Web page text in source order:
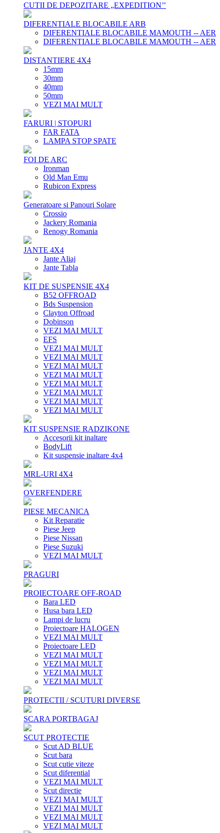
CUTII DE DEPOZITARE „EXPEDITION’’
DIFERENTIALE BLOCABILE ARB
DIFERENTIALE BLOCABILE MAMOUTH -- AER
DIFERENTIALE BLOCABILE MAMOUTH -- AER
DISTANTIERE 4X4
15mm
30mm
40mm
50mm
VEZI MAI MULT
FARURI | STOPURI
FAR FATA
LAMPA STOP SPATE
FOI DE ARC
Ironman
Old Man Emu
Rubicon Express
Generatoare si Panouri Solare
Crossio
Jackery Romania
Renogy Romania
JANTE 4X4
Jante Aliaj
Jante Tabla
KIT DE SUSPENSIE 4X4
B52 OFFROAD
Bds Suspension
Clayton Offroad
Dobinson
VEZI MAI MULT
EFS
VEZI MAI MULT
VEZI MAI MULT
VEZI MAI MULT
VEZI MAI MULT
VEZI MAI MULT
VEZI MAI MULT
VEZI MAI MULT
VEZI MAI MULT
KIT SUSPENSIE RADZIKONE
Accesorii kit inaltare
BodyLift
Kit suspensie inaltare 4x4
MRL-URI 4X4
OVERFENDERE
PIESE MECANICA
Kit Reparatie
Piese Jeep
Piese Nissan
Piese Suzuki
VEZI MAI MULT
PRAGURI
PROIECTOARE OFF-ROAD
Bara LED
Husa bara LED
Lampi de lucru
Proiectoare HALOGEN
VEZI MAI MULT
Proiectoare LED
VEZI MAI MULT
VEZI MAI MULT
VEZI MAI MULT
VEZI MAI MULT
PROTECTII / SCUTURI DIVERSE
SCARA PORTBAGAJ
SCUT PROTECTIE
Scut AD BLUE
Scut bara
Scut cutie viteze
Scut diferential
VEZI MAI MULT
Scut directie
VEZI MAI MULT
VEZI MAI MULT
VEZI MAI MULT
VEZI MAI MULT